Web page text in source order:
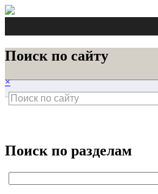
Поиск по сайту
×
Поиск по разделам